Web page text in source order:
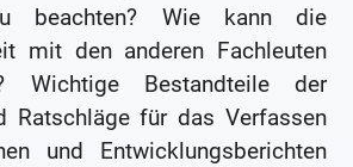
beachten? Wie kann die
mit den anderen Fachleuten
Wichtige Bestandteile der
Ratschläge für das Verfassen
und Entwicklungsberichten